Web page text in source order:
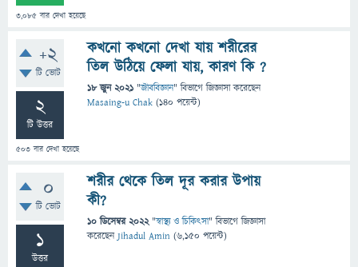
3,085 বার দেখা হয়েছে
+2
টি ভোট
2
টি উত্তর
503 বার দেখা হয়েছে
কখনো কখনো দেখা যায় শরীরের
তিল উঠিয়ে ফেলা যায়, কারণ কি ?
18 জুন 2021 "জীববিজ্ঞান" বিভাগে জিজ্ঞাসাকরেছেন
Masaing-u Chak (140 পয়েন্ট)
0
টি ভোট
1
উত্তর
শরীর থেকে তিল দূর করার উপায়
কী?
10 ডিসেম্বর 2022 "স্বাস্থ্য ও চিকিৎসা" বিভাগে জিজ্ঞাসা
করেছেনJihadul Amin (6,150 পয়েন্ট)